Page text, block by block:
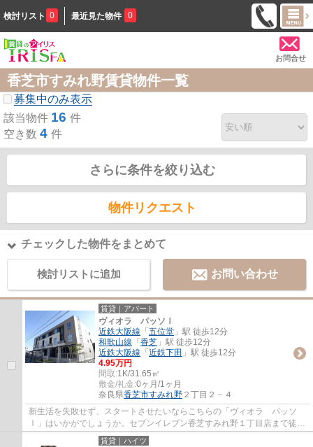
検討リスト 0 最近見た物件 0
お問合せ
香芝市すみれ野賃貸物件一覧
募集中のみ表示
該当物件 16 件
空き数 4 件
さらに条件を絞り込む
物件リクエスト
チェックした物件をまとめて
検討リストに追加 お問い合わせ
賃貸｜アパート
ヴィオラ パッソⅠ
近鉄大阪線 「 五位堂 」駅 徒歩12分
和歌山線 「 香芝 」駅 徒歩12分
近鉄大阪線 「 近鉄下田 」駅 徒歩12分
4.95万円
間取:1K/31.65㎡
敷金/礼金:0ヶ月/1ヶ月
奈良県香芝市すみれ野 ２丁目２－４
新生活を失敗せず、スタートさせたいならこちらの「ヴィオラ パッソ
Ⅰ」はいかがでしょうか。セブンイレブン香芝すみれ野１丁目店まで徒歩
5分と近場にコンビニがあるのもポイント。イ...
賃貸｜ハイツ